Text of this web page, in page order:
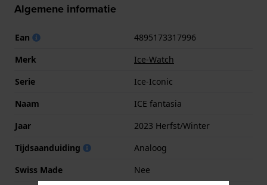
Algemene informatie
Ean
4895173317996
Merk
Ice-Watch
Serie
Ice-Iconic
Naam
ICE fantasia
Jaar
2023 Herfst/Winter
Tijdsaanduiding
Analoog
Swiss Made
Nee